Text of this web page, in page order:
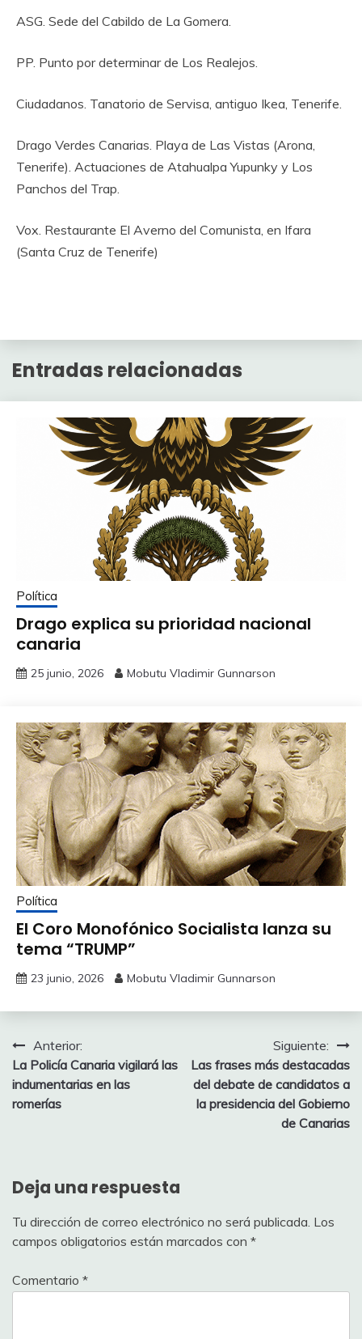
ASG. Sede del Cabildo de La Gomera.
PP. Punto por determinar de Los Realejos.
Ciudadanos. Tanatorio de Servisa, antiguo Ikea, Tenerife.
Drago Verdes Canarias. Playa de Las Vistas (Arona,
Tenerife). Actuaciones de Atahualpa Yupunky y Los
Panchos del Trap.
Vox. Restaurante El Averno del Comunista, en Ifara
(Santa Cruz de Tenerife)
Entradas relacionadas
Política
Drago explica su prioridad nacional
canaria
25 junio, 2026 Mobutu Vladimir Gunnarson
Política
El Coro Monofónico Socialista lanza su
tema “TRUMP”
23 junio, 2026 Mobutu Vladimir Gunnarson
Navegación
de
entradas
Anterior:
La Policía Canaria vigilará las
indumentarias en las
romerías
Siguiente:
Las frases más destacadas
del debate de candidatos a
la presidencia del Gobierno
de Canarias
Deja una respuesta
Tu dirección de correo electrónico no será publicada. Los
campos obligatorios están marcados con *
Comentario *